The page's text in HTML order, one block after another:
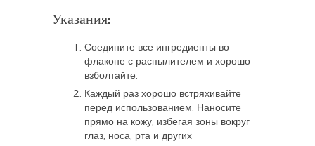
Указания:
Соедините все ингредиенты во
флаконе с распылителем и хорошо
взболтайте.
Каждый раз хорошо встряхивайте
перед использованием. Наносите
прямо на кожу, избегая зоны вокруг
глаз, носа, рта и других